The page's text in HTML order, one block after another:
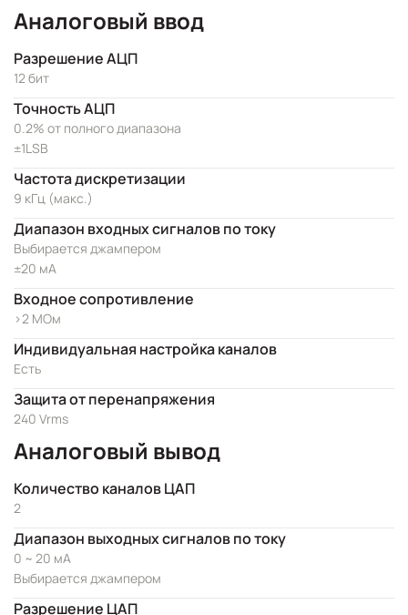
Аналоговый ввод
Разрешение АЦП
12 бит
Точность АЦП
0.2% от полного диапазона
±1LSB
Частота дискретизации
9 кГц (макс.)
Диапазон входных сигналов по току
Выбирается джампером
±20 мА
Входное сопротивление
>2 МОм
Индивидуальная настройка каналов
Есть
Защита от перенапряжения
240 Vrms
Аналоговый вывод
Количество каналов ЦАП
2
Диапазон выходных сигналов по току
0 ~ 20 мА
Выбирается джампером
Разрешение ЦАП